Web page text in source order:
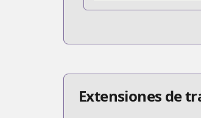
Official Raw
https://www.sunday-
MangaUpdates
Extensiones de